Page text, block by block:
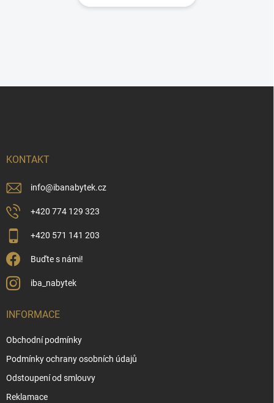
KONTAKT
info@ibanabytek.cz
+420 774 129 323
+420 571 141 203
Buďte s námi!
iba_nabytek
INFORMACE
Obchodní podmínky
Podmínky ochrany osobních údajů
Odstoupení od smlouvy
Reklamace